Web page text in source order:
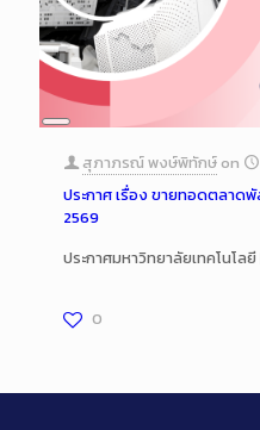
Long
Description
สุภาภรณ์ พงษ์พิทักษ์ on
ประกาศ เรื่อง ขายทอดตลาด
2569
ประกาศมหาวิทยาลัยเทคโนโลยี
0